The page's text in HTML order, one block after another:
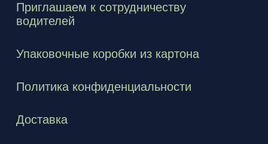
Приглашаем к сотрудничеству
водителей
Упаковочные коробки из картона
Политика конфиденциальности
Доставка